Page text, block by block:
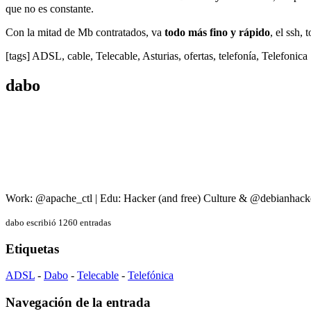
que no es constante.
Con la mitad de Mb contratados, va todo más fino y rápido, el ssh,
[tags] ADSL, cable, Telecable, Asturias, ofertas, telefonía, Telefonica
dabo
Work: @apache_ctl | Edu: Hacker (and free) Culture &
dabo escribió 1260 entradas
Etiquetas
ADSL - Dabo - Telecable - Telefónica
Navegación de la entrada